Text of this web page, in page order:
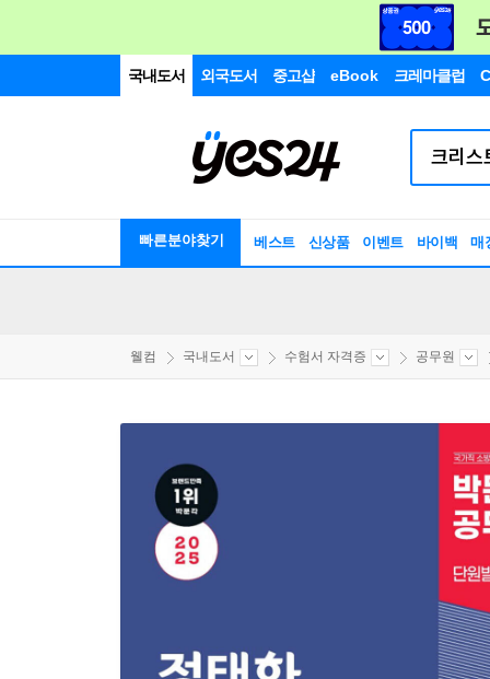
국내도서 외국도서 중고샵 eBook 크레마클럽
빠른분야찾기 베스트 신상품 이벤트 바이백 매
웰컴 국내도서 수험서 자격증 공무원